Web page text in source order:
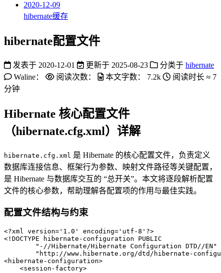
2020-12-09
hibernate缓存
hibernate配置文件
发表于 2020-12-01 更新于 2025-08-23 分类于 hibernate
Waline：
阅读次数： 本文字数： 7.2k 阅读时长 ≈ 7
分钟
Hibernate 核心配置文件
（hibernate.cfg.xml）详解
hibernate.cfg.xml 是 Hibernate 的核心配置文件，负责定义
数据库连接信息、框架行为参数、映射文件路径等关键配置，
是 Hibernate 与数据库交互的 “总开关”。本文将逐段解析配置
文件的核心参数，帮助理解各配置项的作用与最佳实践。
配置文件结构与约束
<?xml version='1.0' encoding='utf-8'?>
<!DOCTYPE
hibernate-configuration
PUBLIC
"-//Hibernate/Hibernate Configuration DTD//EN"
"http://www.hibernate.org/dtd/hibernate-
<hibernate-configuration>
<session-factory>